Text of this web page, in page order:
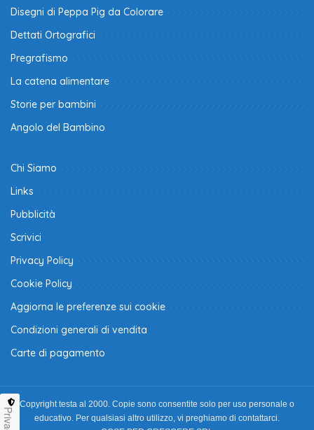
Disegni di Peppa Pig da Colorare
Dettati Ortografici
Pregrafismo
La catena alimentare
Storie per bambini
Angolo del Bambino
Chi Siamo
Links
Pubblicità
Scrivici
Privacy Policy
Cookie Policy
Aggiorna le preferenze sui cookie
Condizioni generali di vendita
Carte di pagamento
Copyright testa al 2000. Copie sono consentite solo per uso personale o
educativo. Per qualsiasi altro utilizzo, vi preghiamo di contattarci.
Privacy